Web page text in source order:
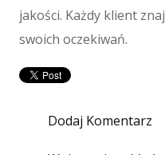
E-
Imprezy
jakości. Każdy klient
swoich oczekiwań.
Dodaj Komentarz